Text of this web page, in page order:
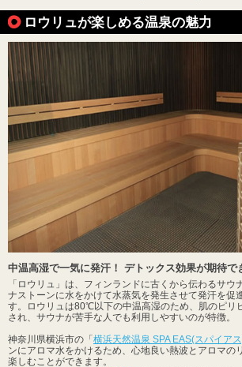
ロウリュが楽しめる温泉の魅力
中温高湿で一気に発汗！ デトックス効果が期待で
「ロウリュ」は、フィンランドに古くから伝わるサウ
ナストーンに水をかけて水蒸気を発生させて発汗を促
す。ロウリュは80℃以下の中温高湿のため、肌のピリ
され、サウナが苦手な人でも利用しやすいのが特徴。
神奈川県横浜市の「 横浜天然温泉 SPA EAS(スパイア
ンにアロマ水をかけるため、心地良い熱波とアロマの
楽しむことができます。